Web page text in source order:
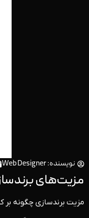
نویسنده:
مزیت‌های
مزیت برندسازی چگونه بر